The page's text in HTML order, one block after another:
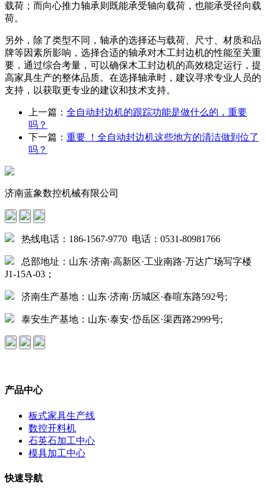
载荷；而向心推力轴承则既能承受轴向载荷，也能承受径向载
荷。
另外，除了类型不同，轴承的选择还与载荷、尺寸、材质和品
牌等因素所影响，选择合适的轴承对木工封边机的性能至关重
要，通过综合考量，可以确保木工封边机的高效稳定运行，提
高家具生产的整体品质。在选择轴承时，建议寻求专业人员的
支持，以获取更专业的建议和技术支持。
上一篇： 全自动封边机的跟踪功能是做什么的，重要
吗？
下一篇： 重要 ！全自动封边机这些地方的清洁做到位了
吗？
济南蓝象数控机械有限公司
热线电话：186-1567-9770 电话：0531-80981766
总部地址：山东·济南·高新区·工业南路·万达广场写字楼
J1-15A-03；
济南生产基地：山东·济南·历城区·春喧东路592号;
泰安生产基地：山东·泰安·岱岳区·渠西路2999号;
产品中心
板式家具生产线
数控开料机
石英石加工中心
模具加工中心
快速导航